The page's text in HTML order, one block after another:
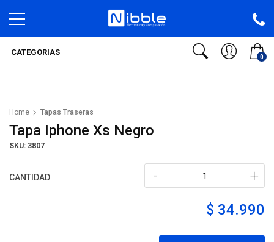
0
CATEGORIAS
Home Tapas Traseras
Tapa Iphone Xs Negro
SKU: 3807
CANTIDAD +
-
$ 34.990